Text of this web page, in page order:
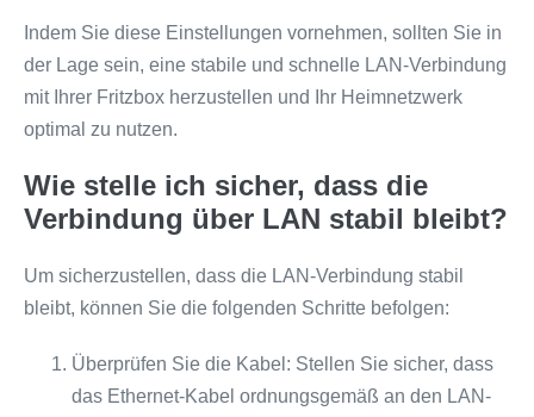
Indem Sie diese Einstellungen vornehmen, sollten Sie in
der Lage sein, eine stabile und schnelle LAN-Verbindung
mit Ihrer Fritzbox herzustellen und Ihr Heimnetzwerk
optimal zu nutzen.
Wie stelle ich sicher, dass die
Verbindung über LAN stabil bleibt?
Um sicherzustellen, dass die LAN-Verbindung stabil
bleibt, können Sie die folgenden Schritte befolgen:
Überprüfen Sie die Kabel: Stellen Sie sicher, dass
das Ethernet-Kabel ordnungsgemäß an den LAN-